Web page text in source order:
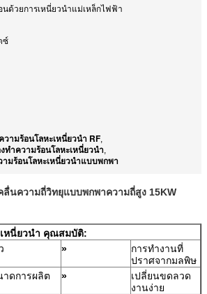
นด้วยการเหนี่ยวนำแม่เหล็กไฟฟ้า
ซ์
วามร้อนโลหะเหนี่ยวนำ RF,
ทำความร้อนโลหะเหนี่ยวนำ,
ามร้อนโลหะเหนี่ยวนำแบบพกพา
ลื่นความถี่วิทยุแบบพกพาความถี่สูง 15KW
หนี่ยวนำ คุณสมบัติ:
»
การทำงานที่
ปราศจากมลพิษ
ดการผลิต
»
เปลี่ยนขดลวด
งานง่าย